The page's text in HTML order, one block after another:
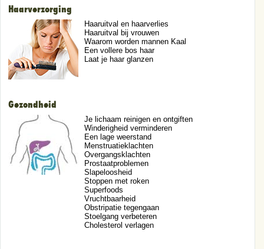
Haarverzorging
Haaruitval en haarverlies
Haaruitval bij vrouwen
Waarom worden mannen Kaal
Een vollere bos haar
Laat je haar glanzen
Gezondheid
Je lichaam reinigen en ontgiften
Winderigheid verminderen
Een lage weerstand
Menstruatieklachten
Overgangsklachten
Prostaatproblemen
Slapeloosheid
Stoppen met roken
Superfoods
Vruchtbaarheid
Obstripatie tegengaan
Stoelgang verbeteren
Cholesterol verlagen